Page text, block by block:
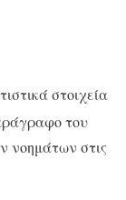
στοιχεία
του
νοημάτων στις